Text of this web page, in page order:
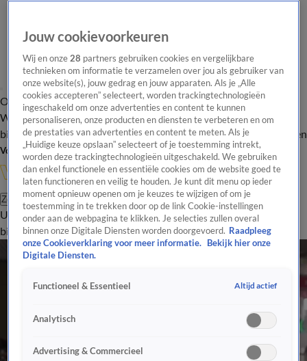
Overzicht Onze programma's Uitzendingen Onze gezichten
In de
WandelgangenInterviewsUitzending
bijwonenPodcastShopVeelgestelde vragenKijkersvraag insturen
Volg Vandaag Inside
Zoeken
UitzendingenVandaag InsideDe OranjezomerShopUitzending
bijwonen
Jouw cookievoorkeuren
Wij en onze28 partners gebruiken cookies en vergelijkbare
technieken om informatie te verzamelen over jou als gebruiker van
onze website(s), jouw gedrag en jouw apparaten. Als je „Alle
cookies accepteren” selecteert, worden trackingtechnologieën
ingeschakeld om onze advertenties en content te kunnen
personaliseren, onze producten en diensten te verbeteren en om
de prestaties van advertenties en content te meten. Als je
„Huidige keuze opslaan” selecteert of je toestemming intrekt,
worden deze trackingtechnologieën uitgeschakeld. We gebruiken
dan enkel functionele en essentiële cookies om de website goed te
laten functioneren en veilig te houden. Je kunt dit menu op ieder
moment opnieuw openen om je keuzes te wijzigen of om je
toestemming in te trekken door op de link Cookie-instellingen
onder aan de webpagina te klikken. Je selecties zullen overal
binnen onze Digitale Diensten worden doorgevoerd. Raadpleeg
onze Cookieverklaring voor meer informatie.
Bekijk hier onze
Digitale Diensten.
Functioneel & Essentieel Altijd actief
Analytisch
Advertising & Commercieel